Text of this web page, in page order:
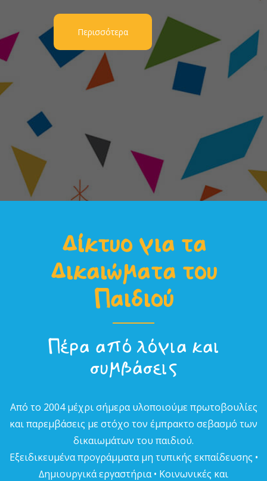
Περισσότερα
Δίκτυο για τα
Δικαιώµατα του
Παιδιού
Πέρα από λόγια και
συµβάσεις
Από το 2004 µέχρι σήµερα υλοποιούµε πρωτοβουλίες
και παρεµβάσεις µε στόχο τον έµπρακτο σεβασµό των
δικαιωµάτων του παιδιού.
Εξειδικευµένα προγράµµατα µη τυπικής εκπαίδευσης •
∆ηµιουργικά εργαστήρια • Κοινωνικές και